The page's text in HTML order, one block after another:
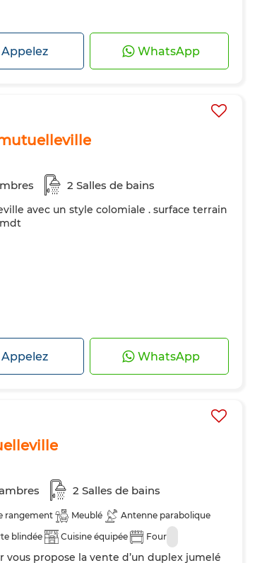
Appelez WhatsApp
2 Salles de bains
avec un style colomiale . surface terrain
mdt
Appelez WhatsApp
2 Salles de bains
rangement Meublé
Antenne parabolique
blindée Cuisine équipée Four
vous propose la vente d’un duplex jumelé